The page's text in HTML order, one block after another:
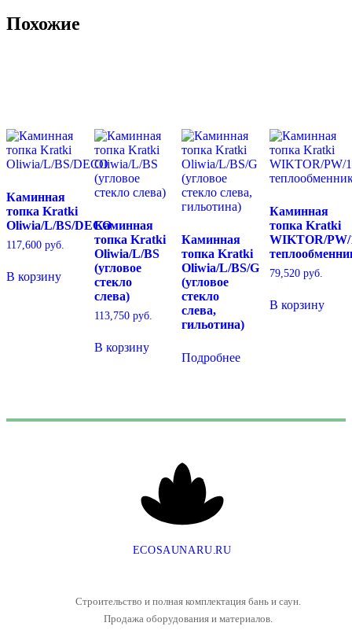
Похожие
Каминная
топка Kratki
Oliwia/L/BS/DECO
117,600 руб.
В корзину
Каминная
топка Kratki
Oliwia/L/BS
(угловое
стекло
слева)
113,750руб.
В корзину
Каминная
топка Kratki
Oliwia/L/BS/G
(угловое
стекло
слева,
гильотина)
Подробнее
Каминная
топка Kratki
WIKTOR/PW/
79,520руб.
В корзину
ECOSAUNARU .RU
Строительство и полная комплектация бань и саун.
Продажа оборудования и материалов.